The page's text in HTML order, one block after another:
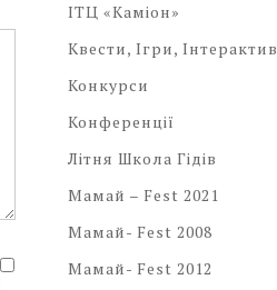
ІТЦ «Каміон»
Квести, Ігри, Інтерактив
Конкурси
Конференції
Літня Школа Гідів
Мамай – Fest 2021
Мамай- Fest 2008
Мамай- Fest 2012